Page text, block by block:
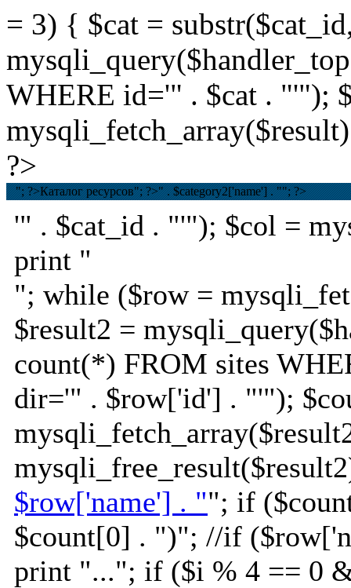
= 3) { $cat =
WHERE id='" . $cat . "'");
?>
"; ?>Каталог ресурсов"; ?>" . $category2['name'] . ""; ?>
'" . $cat_id . "'"); $col =
print "
"; while ($row =
$result2 =
count(*) FROM sites
dir='" . $row['id'] . "'");
$row['name'] . ""; if
$count[0] . ")"; //if
print "..."; if ($i % 4 == 0